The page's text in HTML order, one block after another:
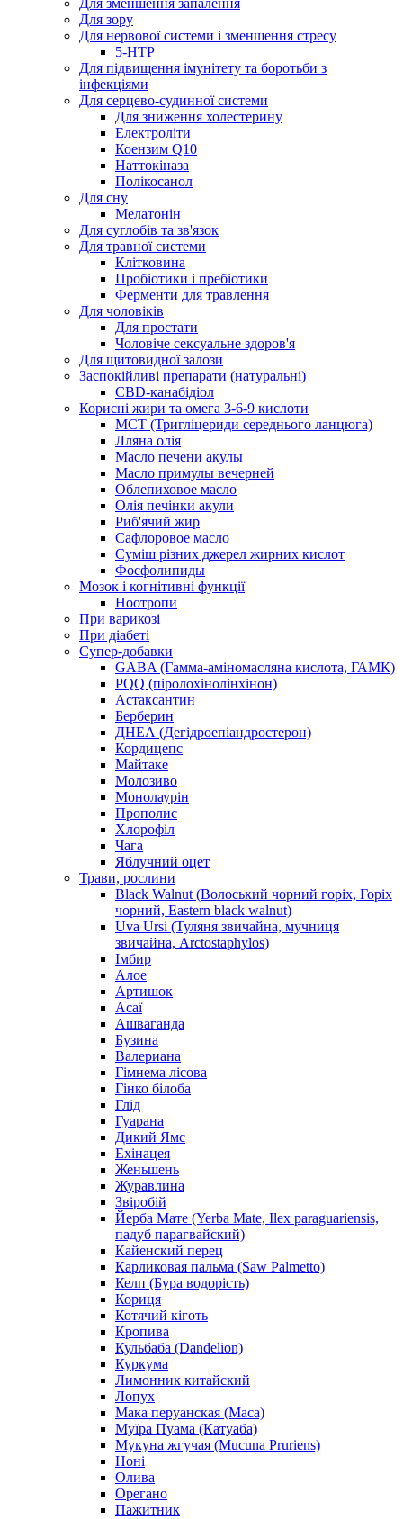
Для зору
Для нервової системи і зменшення стресу
5-HTP
Для підвищення імунітету та боротьби з
інфекціями
Для серцево-судинної системи
Для зниження холестерину
Електроліти
Коензим Q10
Наттокіназа
Полікосанол
Для сну
Мелатонін
Для суглобів та зв'язок
Для травної системи
Клітковина
Пробіотики і пребіотики
Ферменти для травлення
Для чоловіків
Для простати
Чоловіче сексуальне здоров'я
Для щитовидної залози
Заспокійливі препарати (натуральні)
CBD-канабідіол
Корисні жири та омега 3-6-9 кислоти
MCT (Тригліцериди середнього ланцюга)
Лляна олія
Масло печени акулы
Масло примулы вечерней
Облепиховое масло
Олія печінки акули
Риб'ячий жир
Сафлоровое масло
Суміш різних джерел жирних кислот
Фосфолипиды
Мозок і когнітивні функції
Ноотропи
При варикозі
При діабеті
Супер-добавки
GABA (Гамма-аміномасляна кислота, ГАМК)
PQQ (піролохінолінхінон)
Астаксантин
Берберин
ДНЕА (Дегідроепіандростерон)
Кордицепс
Майтаке
Молозиво
Монолаурін
Прополис
Хлорофіл
Чага
Яблучний оцет
Трави, рослини
Black Walnut (Волоський чорний горіх, Горіх
чорний, Eastern black walnut)
Uva Ursi (Туляня звичайна, мучниця
звичайна, Arctostaphylos)
Імбир
Алое
Артишок
Асаї
Ашваганда
Бузина
Валериана
Гімнема лісова
Гінко білоба
Глід
Гуарана
Дикий Ямс
Ехінацея
Женьшень
Журавлина
Звіробій
Йерба Мате (Yerba Mate, Ilex paraguariensis,
падуб парагвайский)
Кайенский перец
Карликовая пальма (Saw Palmetto)
Келп (Бура водорість)
Кориця
Котячий кіготь
Кропива
Кульбаба (Dandelion)
Куркума
Лимонник китайский
Лопух
Мака перуанская (Maca)
Муїра Пуама (Катуаба)
Мукуна жгучая (Mucuna Pruriens)
Ноні
Олива
Орегано
Пажитник